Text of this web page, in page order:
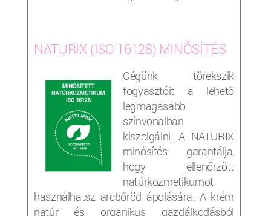
NATURIX (ISO 16128) MINŐSÍTÉS
Cégünk törekszik
fogyasztóit a lehető
legmagasabb
színvonalban
kiszolgálni. A NATURIX
minősítés garantálja,
hogy ellenőrzött
natúrkozmetikumot
használhatsz arcbőröd ápolására. A krém
natúr és organikus gazdálkodásból